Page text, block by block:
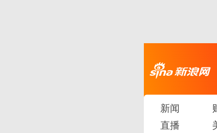
新闻
直播